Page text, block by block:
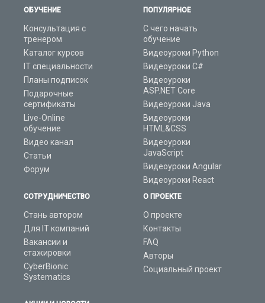
ОБУЧЕНИЕ
Консультация с
тренером
Каталог курсов
IT специальности
Планы подписок
Подарочные
сертификаты
Live-Online
обучение
Видео канал
Статьи
Форум
ПОПУЛЯРНОЕ
С чего начать
обучение
Видеоуроки Python
Видеоуроки C#
Видеоуроки
ASP.NET Core
Видеоуроки Java
Видеоуроки
HTML&CSS
Видеоуроки
JavaScript
Видеоуроки Angular
Видеоуроки React
СОТРУДНИЧЕСТВО
Стань автором
Для IT компаний
Вакансии и
стажировки
CyberBionic
Systematics
О ПРОЕКТЕ
О проекте
Контакты
FAQ
Авторы
Социальный проект